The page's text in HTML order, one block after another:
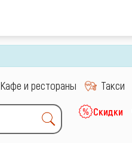
Кафе и рестораны Такси
Скидки